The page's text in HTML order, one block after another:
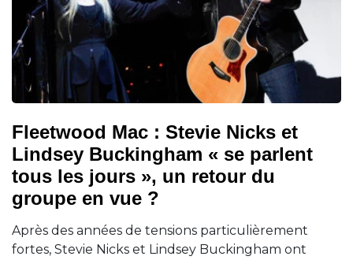
Fleetwood Mac : Stevie Nicks et
Lindsey Buckingham « se parlent
tous les jours », un retour du
groupe en vue ?
Après des années de tensions particulièrement
fortes, Stevie Nicks et Lindsey Buckingham ont